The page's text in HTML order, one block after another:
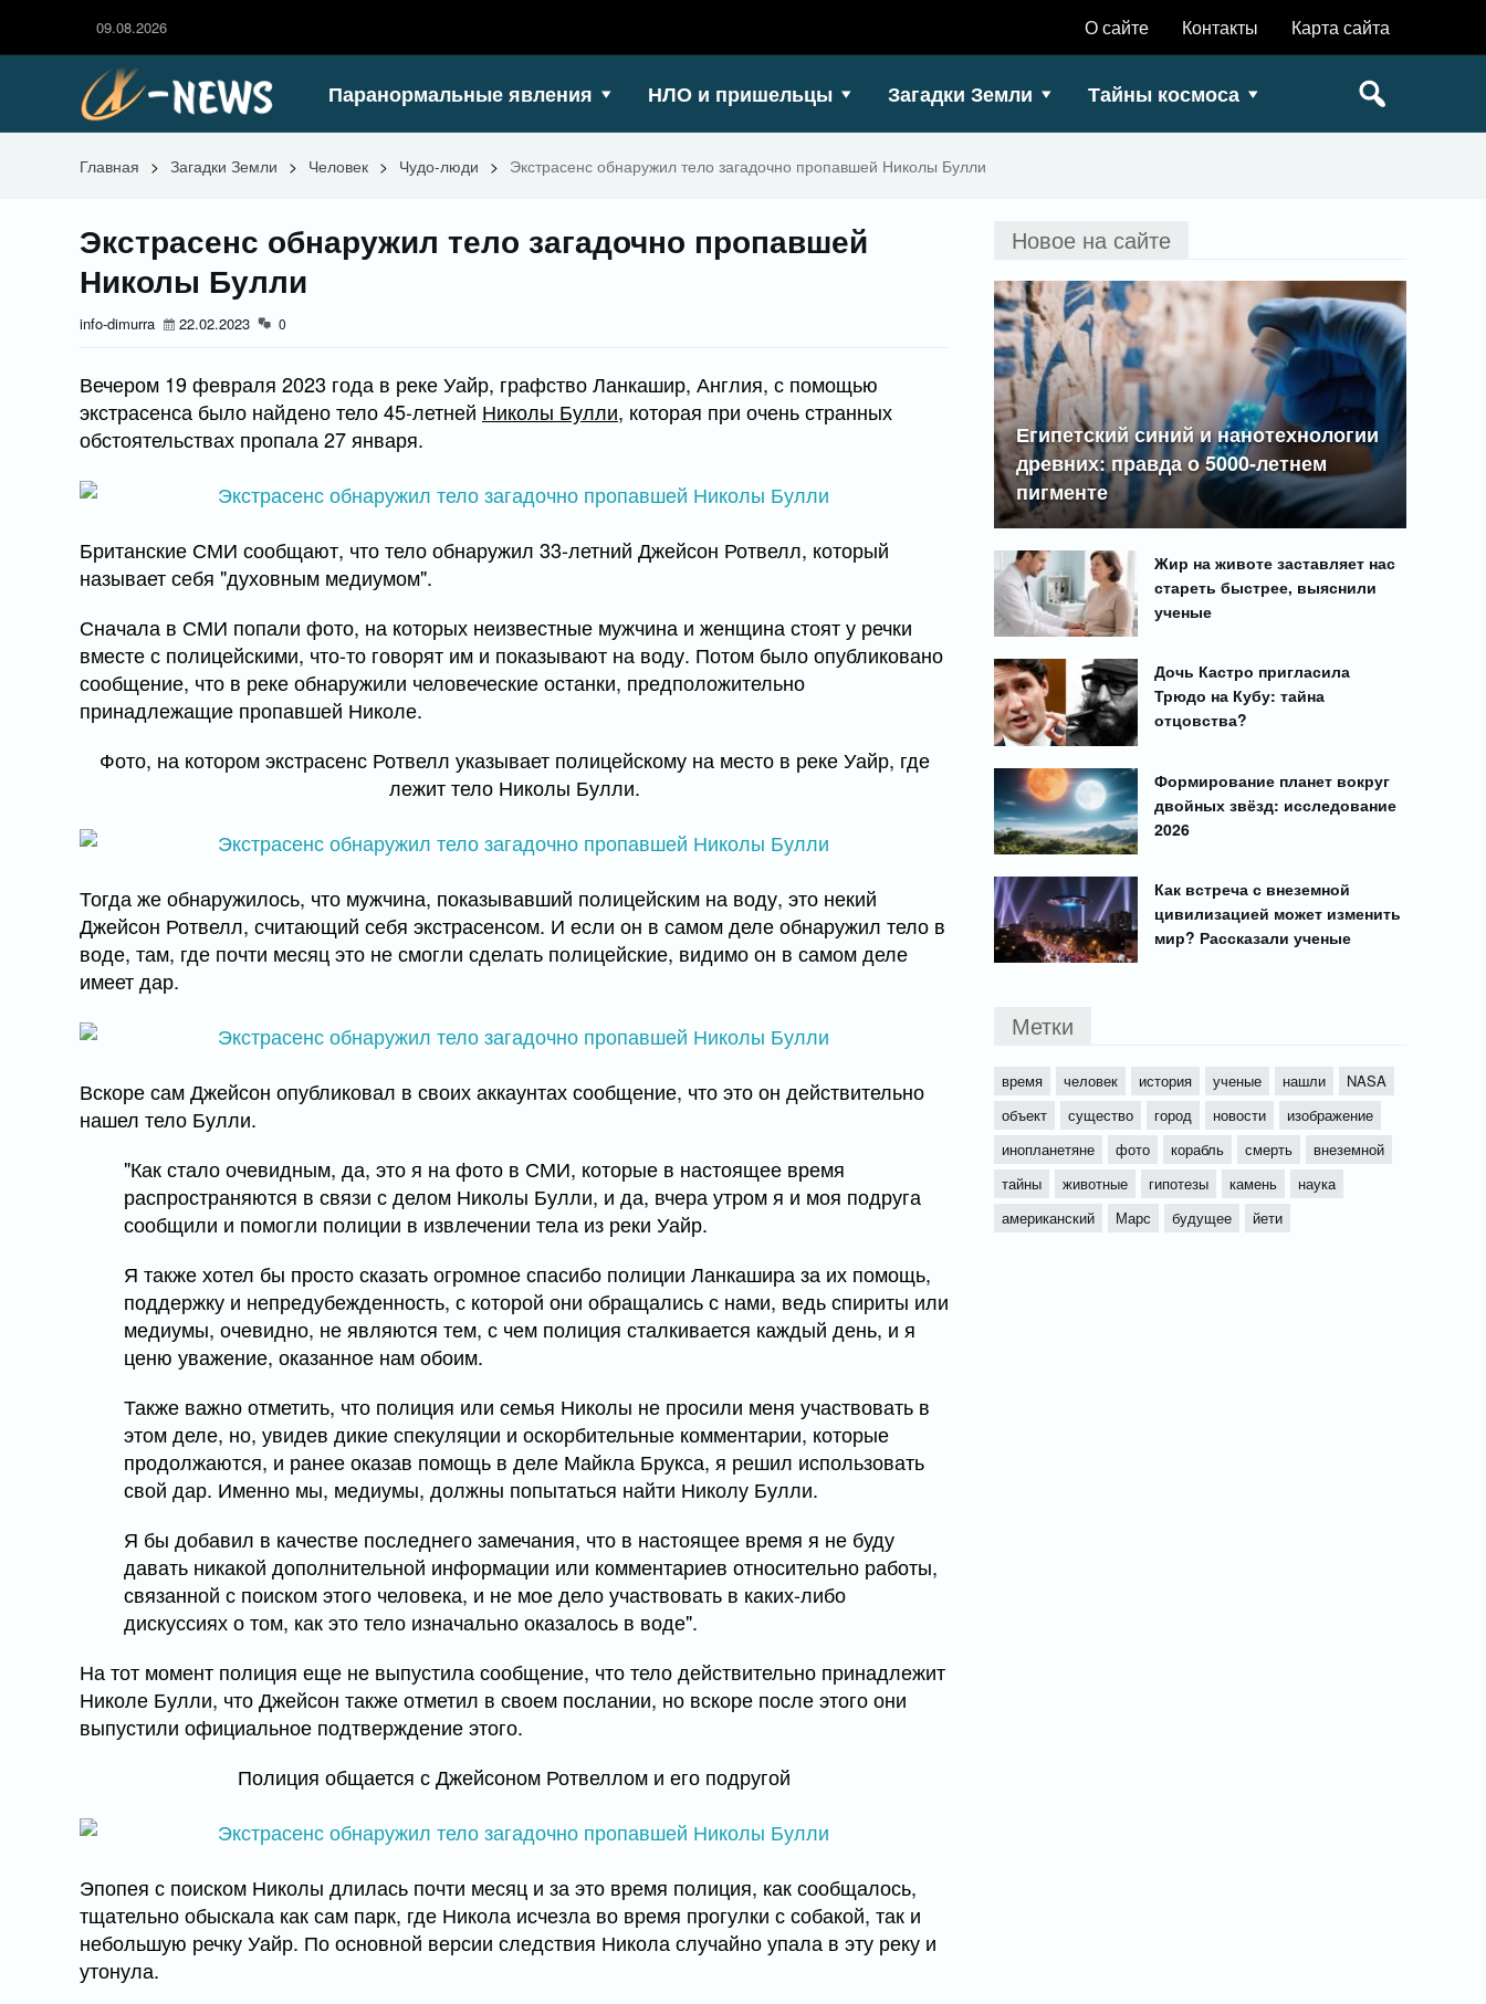
О сайте Контакты Карта сайта
09.08.2026
Паранормальные явления НЛО и пришельцы Загадки Земли Тайны космоса
Главная > Загадки Земли > Человек > Чудо-люди > Экстрасенс обнаружил тело загадочно пропавшей Николы Булли
Экстрасенс обнаружил тело загадочно пропавшей
Николы Булли
info-dimurra 22.02.2023 0
Вечером 19 февраля 2023 года в реке Уайр, графство Ланкашир, Англия, с помощью
экстрасенса было найдено тело 45-летней Николы Булли, которая при очень странных
обстоятельствах пропала 27 января.
Британские СМИ сообщают, что тело обнаружил 33-летний Джейсон Ротвелл, который
называет себя "духовным медиумом".
Сначала в СМИ попали фото, на которых неизвестные мужчина и женщина стоят у речки
вместе с полицейскими, что-то говорят им и показывают на воду. Потом было опубликовано
сообщение, что в реке обнаружили человеческие останки, предположительно
принадлежащие пропавшей Николе.
Фото, на котором экстрасенс Ротвелл указывает полицейскому на место в реке Уайр, где
лежит тело Николы Булли.
Тогда же обнаружилось, что мужчина, показывавший полицейским на воду, это некий
Джейсон Ротвелл, считающий себя экстрасенсом. И если он в самом деле обнаружил тело в
воде, там, где почти месяц это не смогли сделать полицейские, видимо он в самом деле
имеет дар.
Вскоре сам Джейсон опубликовал в своих аккаунтах сообщение, что это он действительно
нашел тело Булли.
"Как стало очевидным, да, это я на фото в СМИ, которые в настоящее время
распространяются в связи с делом Николы Булли, и да, вчера утром я и моя подруга
сообщили и помогли полиции в извлечении тела из реки Уайр.
Я также хотел бы просто сказать огромное спасибо полиции Ланкашира за их помощь,
поддержку и непредубежденность, с которой они обращались с нами, ведь спириты или
медиумы, очевидно, не являются тем, с чем полиция сталкивается каждый день, и я
ценю уважение, оказанное нам обоим.
Также важно отметить, что полиция или семья Николы не просили меня участвовать в
этом деле, но, увидев дикие спекуляции и оскорбительные комментарии, которые
продолжаются, и ранее оказав помощь в деле Майкла Брукса, я решил использовать
свой дар. Именно мы, медиумы, должны попытаться найти Николу Булли.
Я бы добавил в качестве последнего замечания, что в настоящее время я не буду
давать никакой дополнительной информации или комментариев относительно работы,
связанной с поиском этого человека, и не мое дело участвовать в каких-либо
дискуссиях о том, как это тело изначально оказалось в воде".
На тот момент полиция еще не выпустила сообщение, что тело действительно принадлежит
Николе Булли, что Джейсон также отметил в своем послании, но вскоре после этого они
выпустили официальное подтверждение этого.
Полиция общается с Джейсоном Ротвеллом и его подругой
Эпопея с поиском Николы длилась почти месяц и за это время полиция, как сообщалось,
тщательно обыскала как сам парк, где Никола исчезла во время прогулки с собакой, так и
небольшую речку Уайр. По основной версии следствия Никола случайно упала в эту реку и
утонула.
Новое на сайте
Египетский синий и нанотехнологии
древних: правда о 5000-летнем
пигменте
Жир на животе заставляет нас
стареть быстрее, выяснили
ученые
Дочь Кастро пригласила
Трюдо на Кубу: тайна
отцовства?
Формирование планет вокруг
двойных звёзд: исследование
2026
Как встреча с внеземной
цивилизацией может изменить
мир? Рассказали ученые
Метки
время человек история ученые нашли
NASA
объект
существо город новости
изображение
инопланетяне
фото корабль смерть
внеземной
тайны
животные гипотезы камень
наука
американский
Марс будущее йети